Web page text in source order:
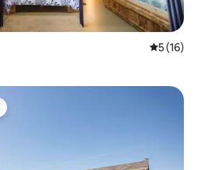
5 (16)